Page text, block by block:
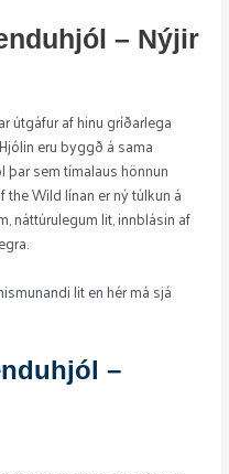
– Nýjir
útgáfur af hinu gríðarlega
eru byggð á sama
sem tímalaus hönnun
Wild línan er ný túlkun á
náttúrulegum lit, innblásin af
lit en hér má sjá
–